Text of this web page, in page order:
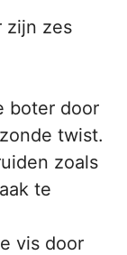
zijn zes
boter door
twist.
zoals
te
vis door